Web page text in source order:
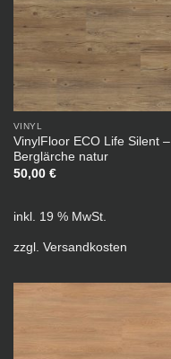
VINYL
VinylFloor ECO Life Silent –
Berglärche natur
50,00 €
inkl. 19 % MwSt.
zzgl. Versandkosten